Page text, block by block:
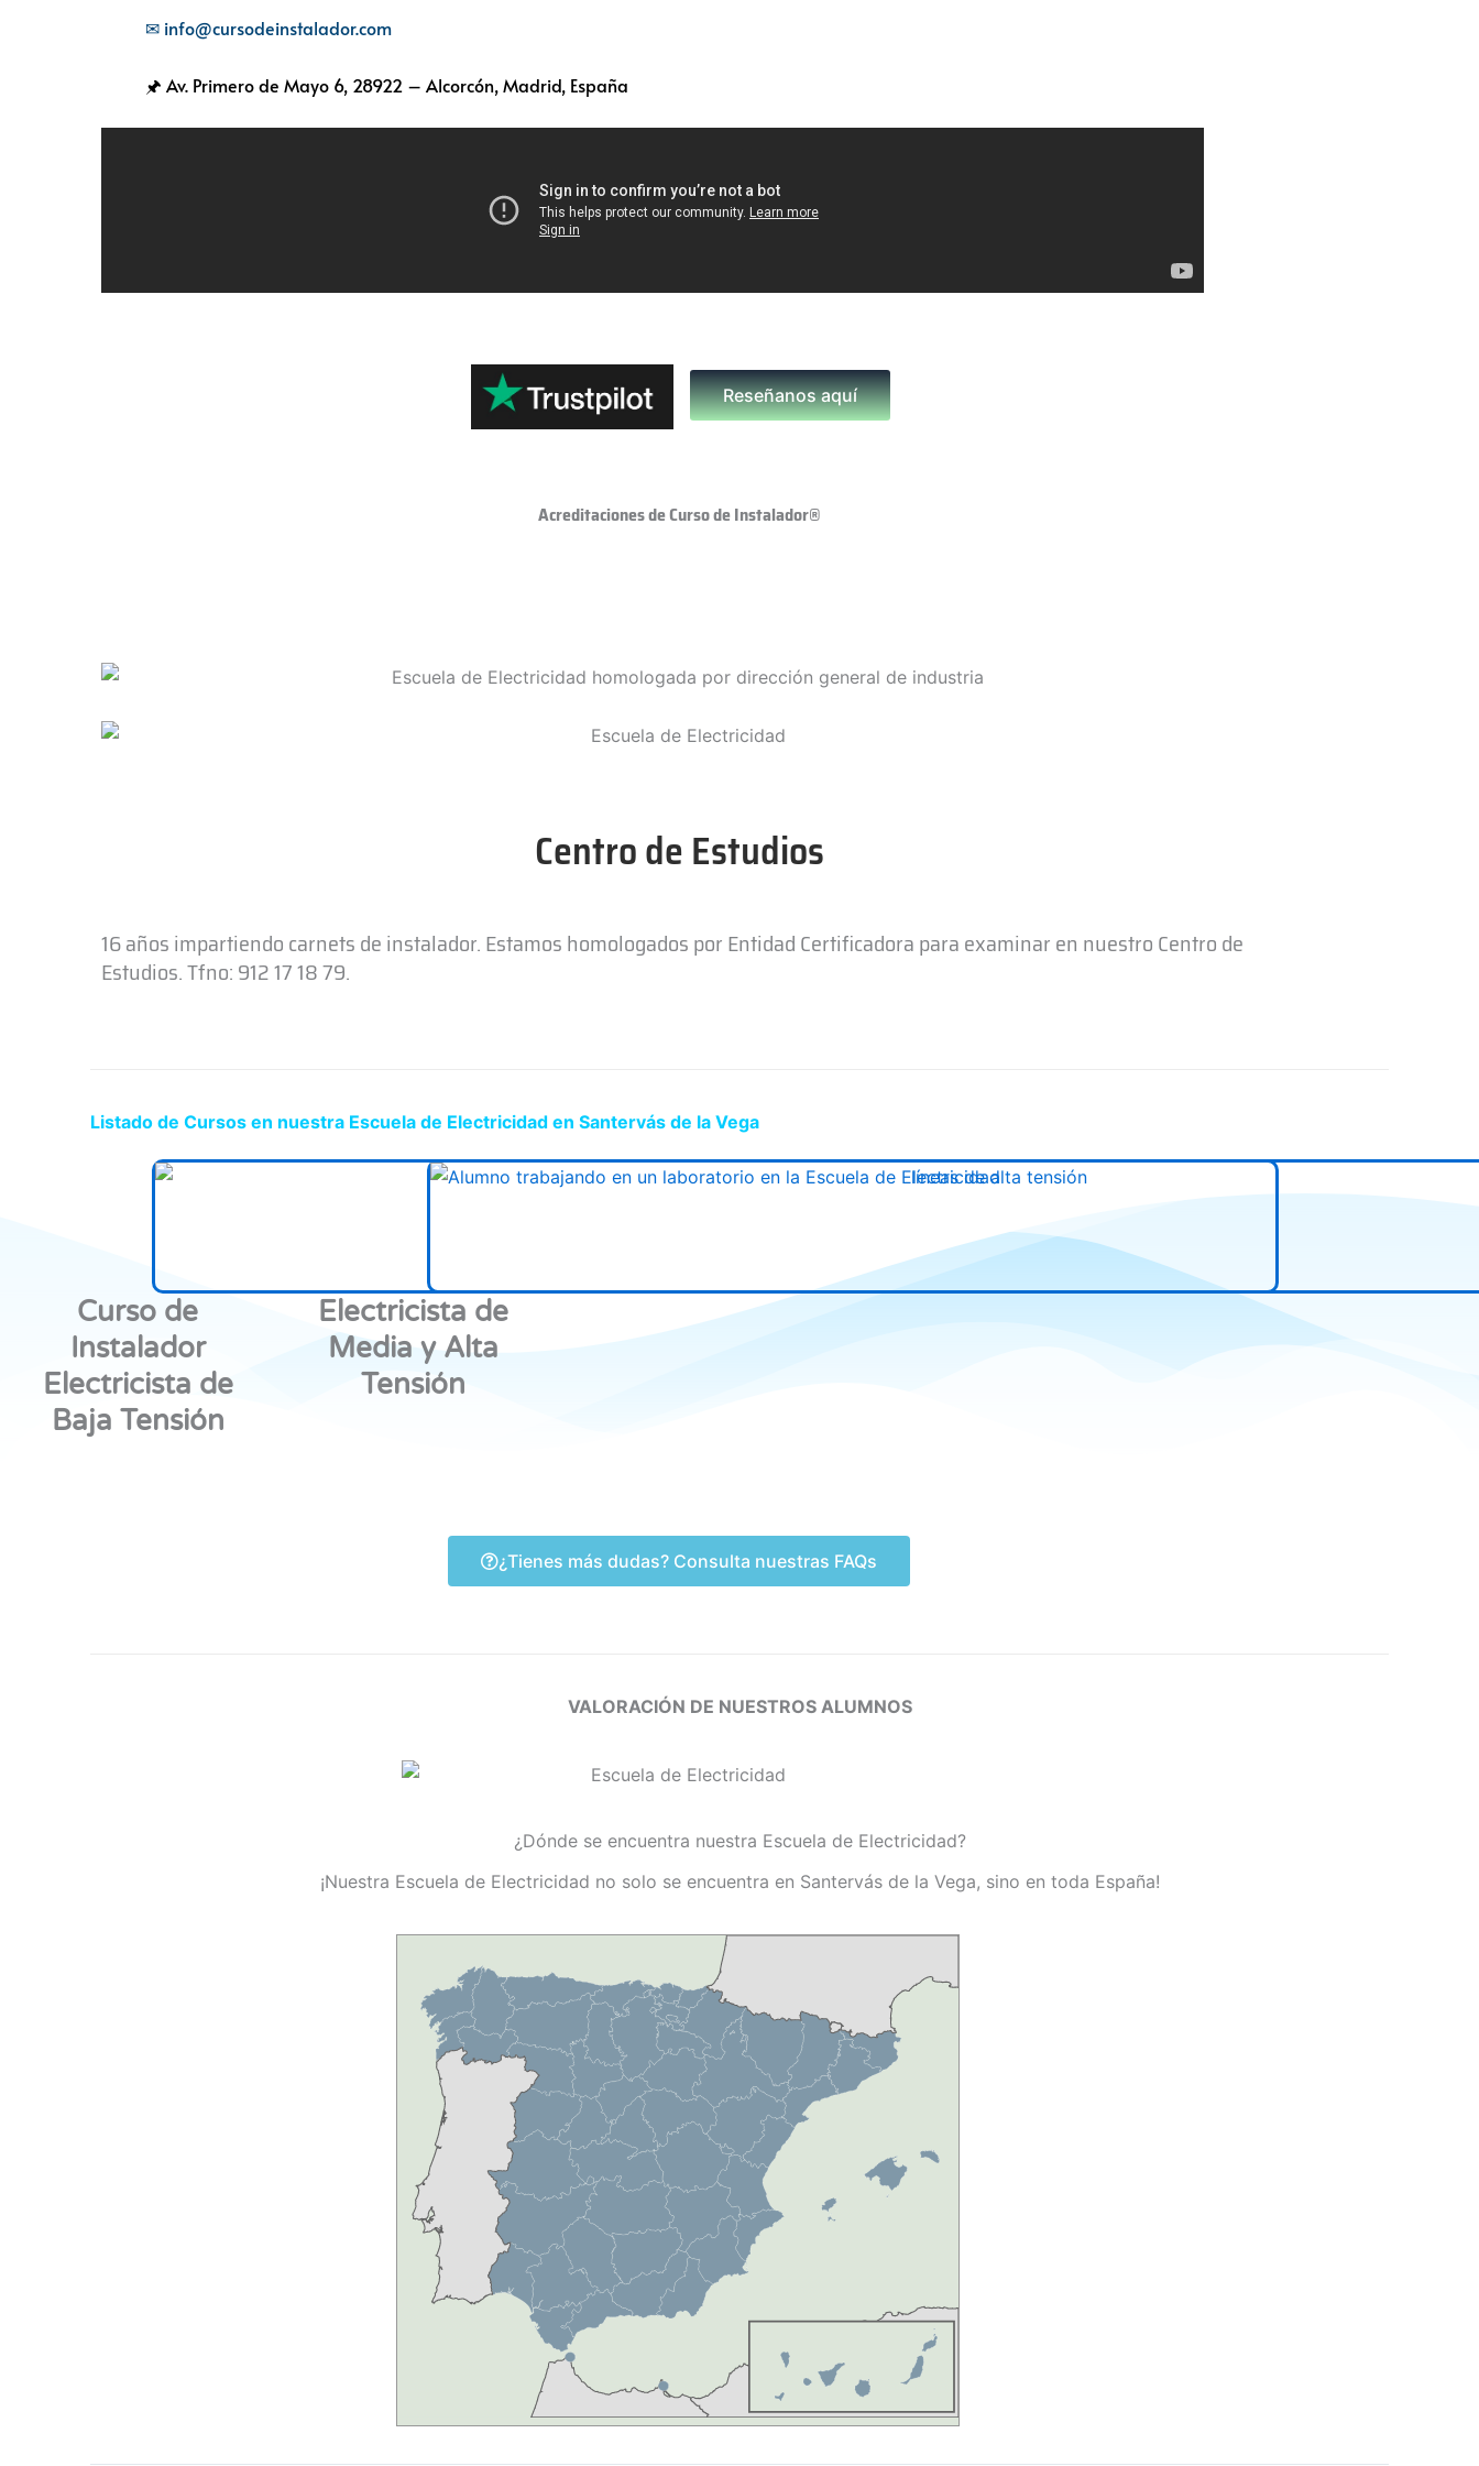
✉ info@cursodeinstalador.com
🖈 Av. Primero de Mayo 6, 28922 – Alcorcón, Madrid, España
Reseñanos aquí
Acreditaciones de Curso de Instalador®
Centro de Estudios
16 años impartiendo carnets de instalador. Estamos homologados por Entidad Certificadora para examinar en nuestro Centro de
Estudios. Tfno: 912 17 18 79.
Listado de Cursos en nuestra Escuela de Electricidad en Santervás de la Vega
Curso de
Instalador
Electricista de
Baja Tensión
Electricista de
Media y Alta
Tensión
¿Tienes más dudas? Consulta nuestras FAQs
VALORACIÓN DE NUESTROS ALUMNOS
¿Dónde se encuentra nuestra Escuela de Electricidad?
¡Nuestra Escuela de Electricidad no solo se encuentra en Santervás de la Vega, sino en toda España!